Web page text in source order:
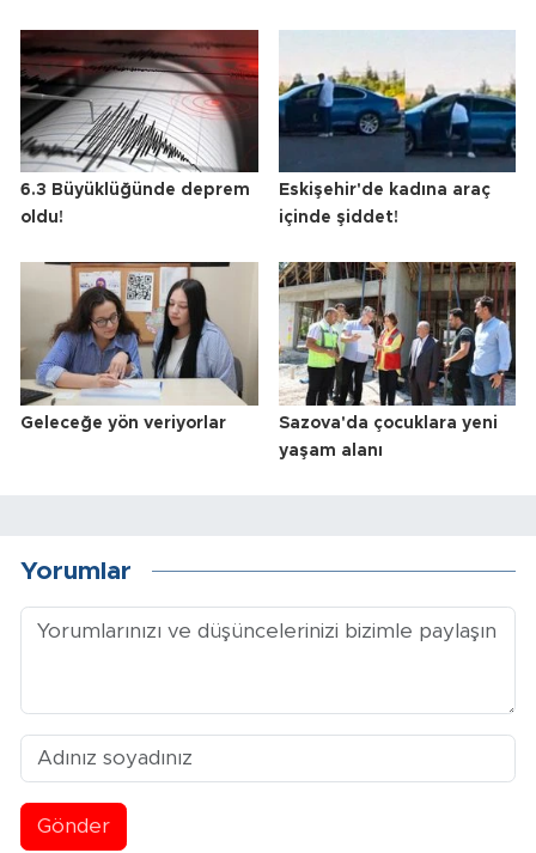
6.3 Büyüklüğünde deprem
oldu!
Eskişehir'de kadına araç
içinde şiddet!
Geleceğe yön veriyorlar
Sazova'da çocuklara yeni
yaşam alanı
Yorumlar
Gönder